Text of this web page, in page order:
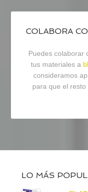
COLABORA
Puedes colaborar
tus materiales a
consideramos
para que el
LO MÁS